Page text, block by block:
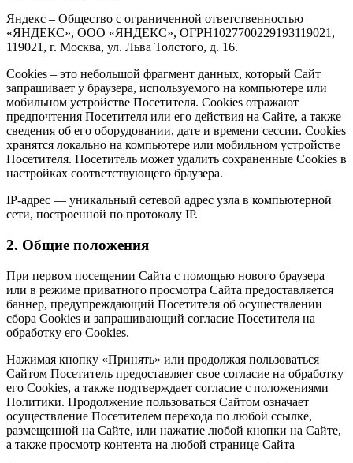
Яндекс – Общество с ограниченной ответственностью
«ЯНДЕКС», ООО «ЯНДЕКС», ОГРН1027700229193119021,
119021, г. Москва, ул. Льва Толстого, д. 16.
Cookies – это небольшой фрагмент данных, который Сайт
запрашивает у браузера, используемого на компьютере или
мобильном устройстве Посетителя. Cookies отражают
предпочтения Посетителя или его действия на Сайте, а также
сведения об его оборудовании, дате и времени сессии. Сookies
хранятся локально на компьютере или мобильном устройстве
Посетителя. Посетитель может удалить сохраненные Сookies в
настройках соответствующего браузера.
IP-адрес — уникальный сетевой адрес узла в компьютерной
сети, построенной по протоколу IP.
2. Общие положения
При первом посещении Сайта с помощью нового браузера
или в режиме приватного просмотра Сайта предоставляется
баннер, предупреждающий Посетителя об осуществлении
сбора Сookies и запрашивающий согласие Посетителя на
обработку его Сookies.
Нажимая кнопку «Принять» или продолжая пользоваться
Сайтом Посетитель предоставляет свое согласие на обработку
его Сookies, а также подтверждает согласие с положениями
Политики. Продолжение пользоваться Сайтом означает
осуществление Посетителем перехода по любой ссылке,
размещенной на Сайте, или нажатие любой кнопки на Сайте,
а также просмотр контента на любой странице Сайта